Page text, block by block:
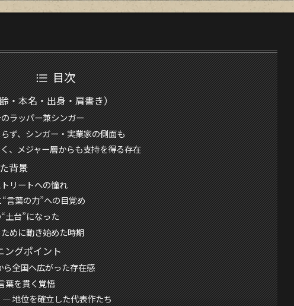
目次
・本名・出身・肩書き）
ラッパー兼シンガー
ず、シンガー・実業家の側面も
、メジャー層からも支持を得る存在
背景
リートへの憧れ
言葉の力”への目覚め
土台”になった
めに動き始めた時期
ングポイント
全国へ広がった存在感
葉を貫く覚悟
― 地位を確立した代表作たち